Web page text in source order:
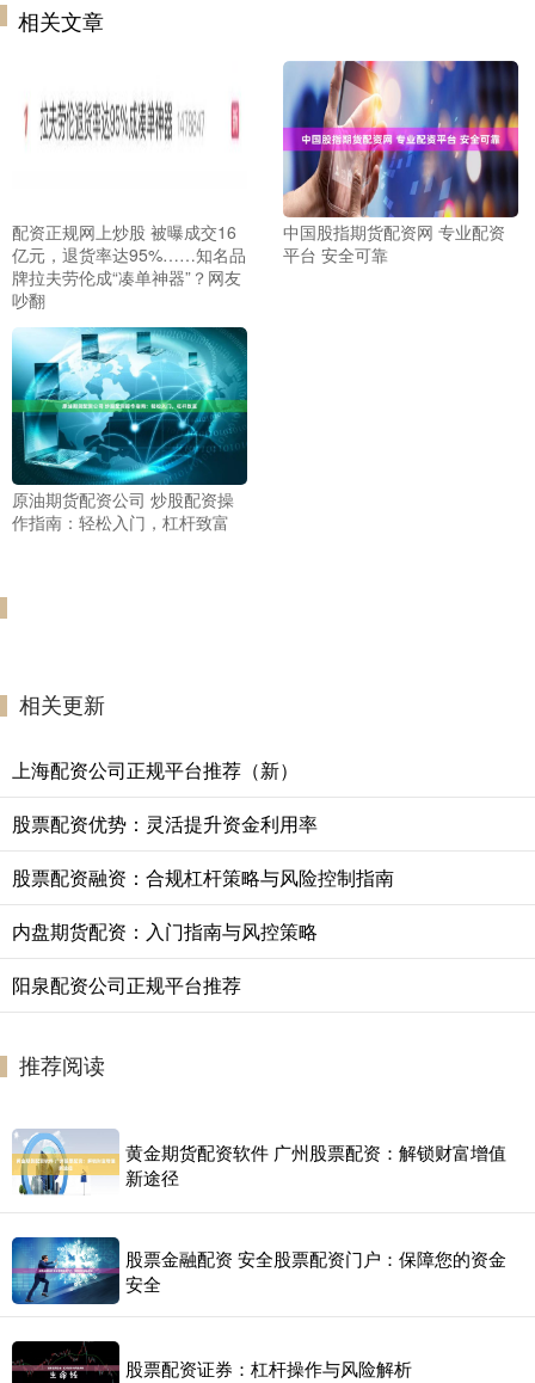
相关文章
配资正规网上炒股 被曝成交16
亿元，退货率达95%……知名品
牌拉夫劳伦成“凑单神器”？网友
吵翻
中国股指期货配资网 专业配资
平台 安全可靠
原油期货配资公司 炒股配资操
作指南：轻松入门，杠杆致富
相关更新
上海配资公司正规平台推荐（新）
股票配资优势：灵活提升资金利用率
股票配资融资：合规杠杆策略与风险控制指南
内盘期货配资：入门指南与风控策略
阳泉配资公司正规平台推荐
推荐阅读
黄金期货配资软件 广州股票配资：解锁财富增值
新途径
股票金融配资 安全股票配资门户：保障您的资金
安全
股票配资证券：杠杆操作与风险解析